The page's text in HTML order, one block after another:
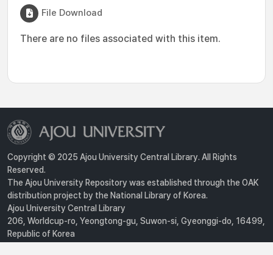
File Download
There are no files associated with this item.
Copyright © 2025 Ajou University Central Library. All Rights
Reserved.
The Ajou University Repository was established through the OAK
distribution project by the National Library of Korea.
Ajou University Central Library
206, Worldcup-ro, Yeongtong-gu, Suwon-si, Gyeonggi-do, 16499,
Republic of Korea